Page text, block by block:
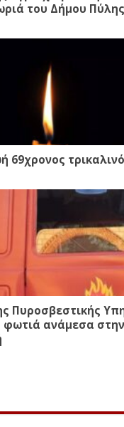
του Δήμου Πύλης
69χρονος
Πυροσβεστικής
ανάμεσα